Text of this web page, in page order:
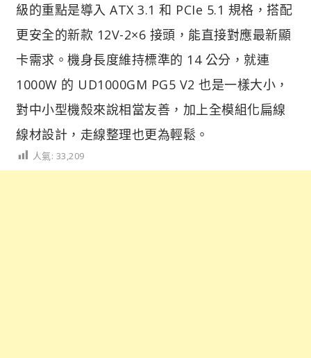
級的重點是導入 ATX 3.1 和 PCIe 5.1 規格，搭配
更安全的新款 12V-2×6 接頭，能直接對應最新顯
卡需求。機身長度維持標準的 14 公分，就連
1000W 的 UD1000GM PG5 V2 也是一樣大小，
對中小型機殼來說相當友善，加上全模組化扁線
線材設計，走線整理也更為輕鬆。
人氣: 33,209